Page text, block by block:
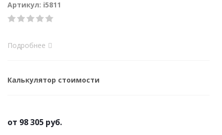
Артикул: i5811
Подробнее
Калькулятор стоимости
от 98 305 руб.